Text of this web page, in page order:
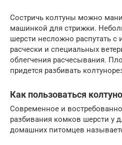
Состричь колтуны можно
машинкой для стрижки.
шерсти несложно распутать с
расчески и специальных
облегчения расчесывания.
придется разбивать
Как пользоваться
Современное и
разбивания комков шерсти у
домашних питомцев